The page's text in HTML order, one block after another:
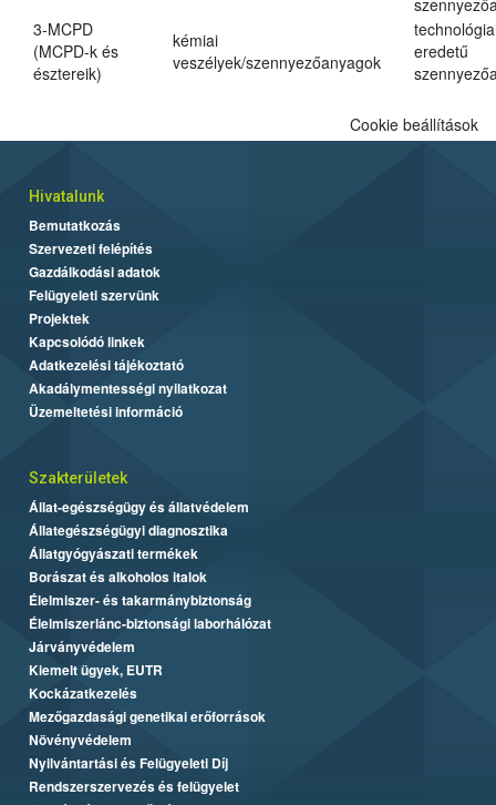
3-MCPD
(MCPD-k és
észtereik)
kémiai
veszélyek/szennyezőanyagok
eredetű
Cookie beállítások
Hivatalunk
Bemutatkozás
Szervezeti felépítés
Gazdálkodási adatok
Felügyeleti szervünk
Projektek
Kapcsolódó linkek
Adatkezelési tájékoztató
Akadálymentességi nyilatkozat
Üzemeltetési információ
Szakterületek
Állat-egészségügy és állatvédelem
Állategészségügyi diagnosztika
Állatgyógyászati termékek
Borászat és alkoholos italok
Élelmiszer- és takarmánybiztonság
Élelmiszerlánc-biztonsági laborhálózat
Járványvédelem
Kiemelt ügyek, EUTR
Kockázatkezelés
Mezőgazdasági genetikai erőforrások
Növényvédelem
Nyilvántartási és Felügyeleti Díj
Rendszerszervezés és felügyelet